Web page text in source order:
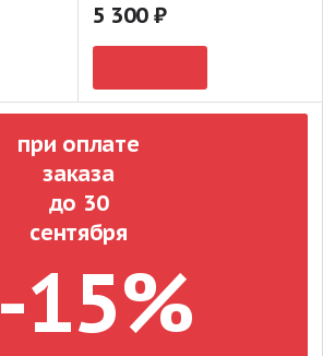
5 300
-15%
при оплате
заказа
до 30
сентября